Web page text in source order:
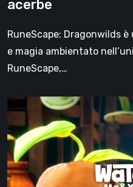
acerbe
RuneScape: Dragonwilds
e magia ambientato
RuneScape,…
&
You:
la